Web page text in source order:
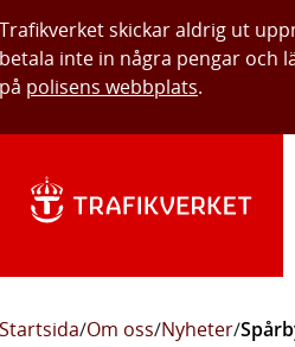
Trafikverket skickar aldrig ut
betala inte in några pengar och
på polisens webbplats.
Startsida/Om oss/Nyheter/